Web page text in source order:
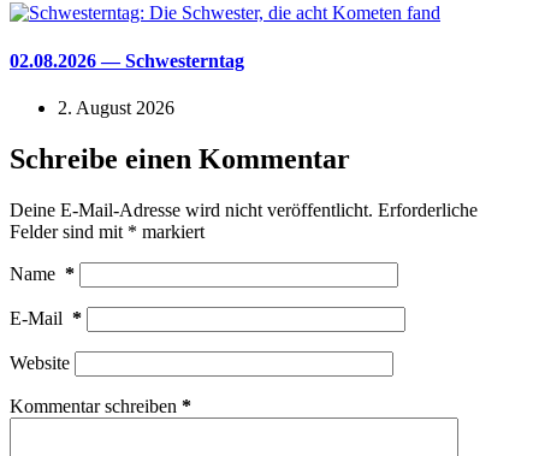
02.08.2026 — Schwesterntag
2. August 2026
Schreibe einen Kommentar
Deine E-Mail-Adresse wird nicht veröffentlicht. Erforderliche
Felder sind mit * markiert
Name *
E-Mail *
Website
Kommentar schreiben *